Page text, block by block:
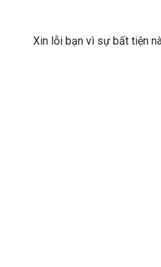
Xin lỗi bạn vì sự bất tiện